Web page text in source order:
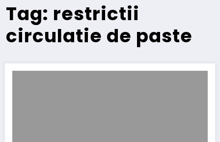
Tag: restrictii
circulatie de paste